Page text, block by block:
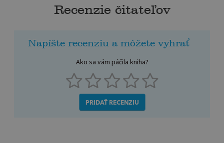
Recenzie čitateľov
Napíšte recenziu a môžete vyhrať
Ako sa vám páčila kniha?
PRIDAŤ RECENZIU